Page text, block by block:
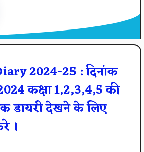
2024-25 : दिनांक
कक्षा 1,2,3,4,5 की
डायरी देखने के लिए
।